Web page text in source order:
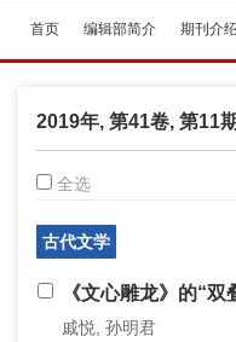
首页 编辑部简介 期刊介绍
2019年, 第41卷, 第11
全选
古代文学
《文心雕龙》的“双
戚悦, 孙明君